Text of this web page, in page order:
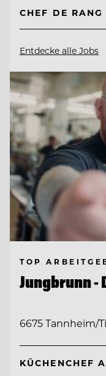
CHEF DE
Entdecke alle Jobs
TOP
Jungbrunn -
6675 Tannheim/
KÜCHENCHEF